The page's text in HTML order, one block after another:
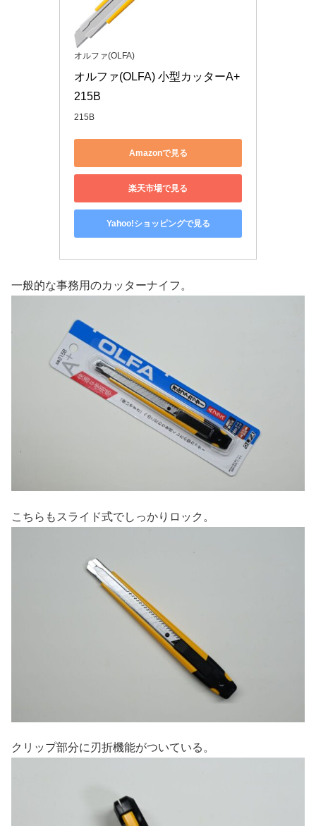
オルファ(OLFA)
オルファ(OLFA) 小型カッターA+
215B
215B
Amazonで見る
楽天市場で見る
Yahoo!ショッピングで見る
一般的な事務用のカッターナイフ。
こちらもスライド式でしっかりロック。
クリップ部分に刃折機能がついている。